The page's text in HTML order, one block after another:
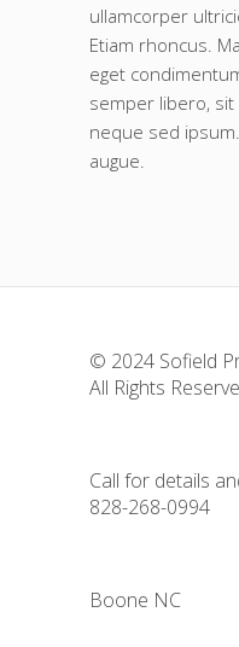
ullamcorper
Etiam rhoncus.
eget
semper libero, sit
neque sed
augue.
© 2024 Sofield
All Rights
Call for details
828-268-0994
Boone NC